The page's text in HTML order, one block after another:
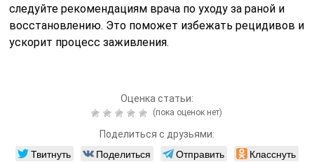
следуйте рекомендациям врача по уходу за раной и
восстановлению. Это поможет избежать рецидивов и
ускорит процесс заживления.
Оценка статьи:
(пока оценок нет)
Поделиться с друзьями:
Твитнуть Поделиться Отправить Класснуть